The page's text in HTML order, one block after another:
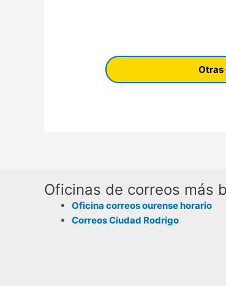
Otras
Oficinas de correos más
Oficina correos ourense horario
Correos Ciudad Rodrigo